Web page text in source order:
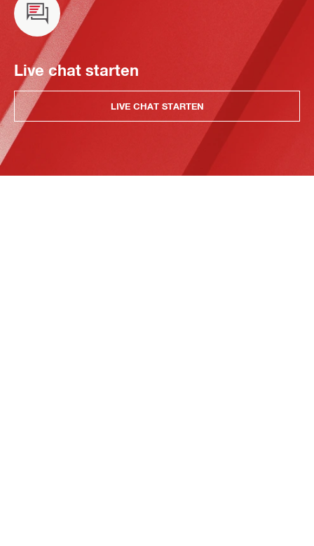
Live chat starten
LIVE CHAT STARTEN